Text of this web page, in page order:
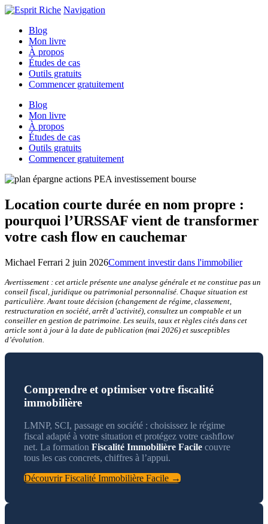
Navigation
Blog
Mon livre
À propos
Études de cas
Outils gratuits
Commencer gratuitement
Blog
Mon livre
À propos
Études de cas
Outils gratuits
Commencer gratuitement
Location courte durée en nom propre :
pourquoi l’URSSAF vient de transformer
votre cash flow en cauchemar
Michael Ferrari 2 juin 2026Comment investir dans l'immobilier
Avertissement : cet article présente une analyse générale et ne constitue pas un
conseil fiscal, juridique ou patrimonial personnalisé. Chaque situation est
particulière. Avant toute décision (changement de régime, classement,
restructuration en société, arrêt d’activité), consultez un comptable et un
conseiller en gestion de patrimoine. Les seuils, taux et règles cités dans cet
article sont à jour à la date de publication (mai 2026) et susceptibles
d’évolution.
Comprendre et optimiser votre fiscalité
immobilière
LMNP, SCI, passage en société : choisissez le régime
fiscal adapté à votre situation et protégez votre cashflow
net. La formation Fiscalité Immobilière Facile couvre
tous les cas concrets, chiffres à l’appui.
Découvrir Fiscalité Immobilière Facile →